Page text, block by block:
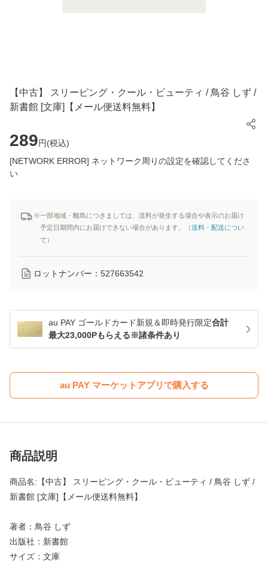
【中古】 スリーピング・クール・ビューティ / 鳥谷 しず /
新書館 [文庫]【メール便送料無料】
289円(税込)
[NETWORK ERROR] ネットワーク周りの設定を確認してくださ
い
※一部地域・離島につきましては、送料が発生する場合や表示のお届け
予定日期間内にお届けできない場合があります。（送料・配送につい
て ）
ロットナンバー： 527663542
au PAY ゴールドカード新規＆即時発行限定合計
最大23,000Pもらえる※諸条件あり
au PAY マーケットアプリで購入する
商品説明
商品名:【中古】 スリーピング・クール・ビューティ / 鳥谷 しず /
新書館 [文庫]【メール便送料無料】
著者：鳥谷 しず
出版社：新書館
サイズ：文庫